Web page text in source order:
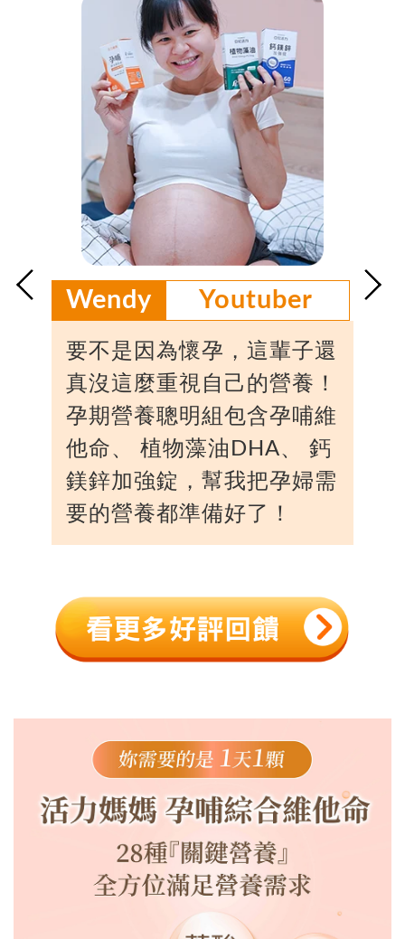
Wendy Youtuber
要不是因為懷孕，這輩子還
真沒這麼重視自己的營養！
孕期營養聰明組包含孕哺維
他命、 植物藻油DHA、 鈣
鎂鋅加強錠，幫我把孕婦需
要的營養都準備好了！
.